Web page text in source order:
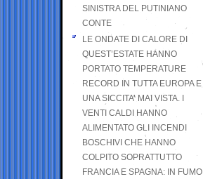
SINISTRA DEL PUTINIANO
CONTE
LE ONDATE DI CALORE DI
QUEST’ESTATE HANNO
PORTATO TEMPERATURE
RECORD IN TUTTA EUROPA E
UNA SICCITA’ MAI VISTA. I
VENTI CALDI HANNO
ALIMENTATO GLI INCENDI
BOSCHIVI CHE HANNO
COLPITO SOPRATTUTTO
FRANCIA E SPAGNA: IN FUMO